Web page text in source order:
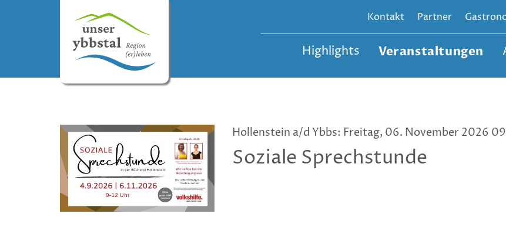
Kontakt Partner
Highlights Veranstaltungen
Hollenstein a/d Ybbs: Freitag, 06. November 2026
Soziale Sprechstunde